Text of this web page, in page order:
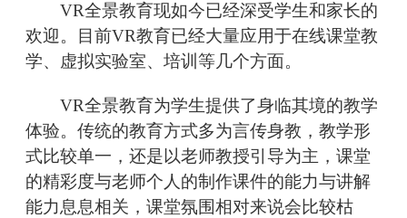
VR全景教育现如今已经深受学生和家长的
欢迎。目前VR教育已经大量应用于在线课堂教
学、虚拟实验室、培训等几个方面。
VR全景教育为学生提供了身临其境的教学
体验。传统的教育方式多为言传身教，教学形
式比较单一，还是以老师教授引导为主，课堂
的精彩度与老师个人的制作课件的能力与讲解
能力息息相关，课堂氛围相对来说会比较枯